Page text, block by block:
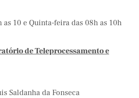
as 10 e Quinta-feira das 08h as 10h
de Teleprocessamento e
Saldanha da Fonseca